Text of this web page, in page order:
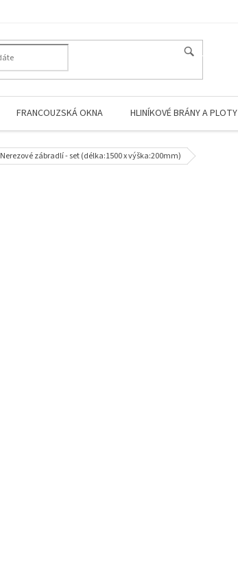
FRANCOUZSKÁ OKNA HLINÍKOVÉ BRÁNY A PLOTY
Nerezové zábradlí - set (délka:1500 x výška:200mm)